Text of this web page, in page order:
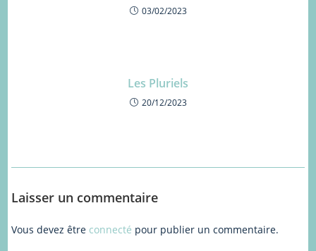
03/02/2023
Les Pluriels
20/12/2023
Laisser un commentaire
Vous devez être connecté pour publier un commentaire.